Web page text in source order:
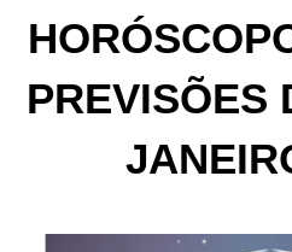
PREVISÕES